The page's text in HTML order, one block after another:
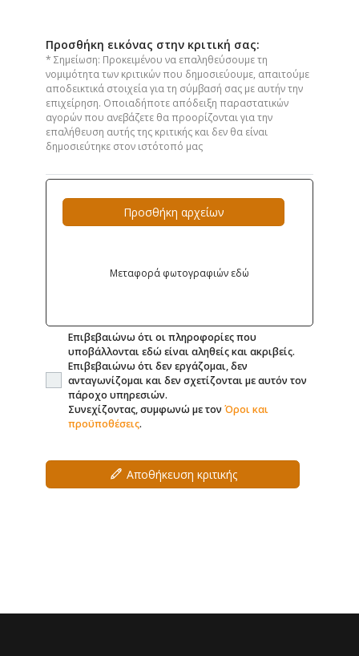
Προσθήκη εικόνας στην κριτική σας:
* Σημείωση: Προκειμένου να επαληθεύσουμε τη
νομιμότητα των κριτικών που δημοσιεύουμε, απαιτούμε
αποδεικτικά στοιχεία για τη σύμβασή σας με αυτήν την
επιχείρηση. Οποιαδήποτε απόδειξη παραστατικών
αγορών που ανεβάζετε θα προορίζονται για την
επαλήθευση αυτής της κριτικής και δεν θα είναι
δημοσιεύτηκε στον ιστότοπό μας
Προσθήκη αρχείων
Μεταφορά φωτογραφιών εδώ
Επιβεβαιώνω ότι οι πληροφορίες που
υποβάλλονται εδώ είναι αληθείς και ακριβείς.
Επιβεβαιώνω ότι δεν εργάζομαι, δεν
ανταγωνίζομαι και δεν σχετίζονται με αυτόν τον
πάροχο υπηρεσιών.
Συνεχίζοντας, συμφωνώ με τον Όροι και
προϋποθέσεις.
Αποθήκευση κριτικής